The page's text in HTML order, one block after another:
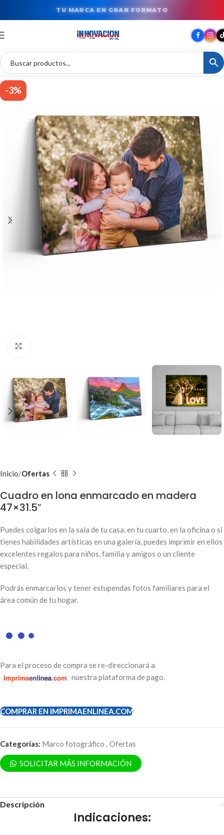
TU MARCA EN GRAN FORMATO
-3%
Inicio Ofertas
Cuadro en lona enmarcado en madera
47×31.5″
Puedes colgarlos en la sala de tu casa, en tu cuarto, en la oficina o si
tienes habilidades artísticas en una galería, puedes imprimir en ellos
excelentes regalos para niños, familia y amigos o un cliente
especial.
Podrás enmarcarlos y tener estupendas fotos familiares para el
área común de tu hogar.
Para el proceso de compra se re-direccionará a
nuestra plataforma de pago.
COMPRAR EN IMPRIMAENLINEA.COM
Categorías: Marco fotográfico , Ofertas
SOLICITAR MÁS INFORMACIÓN
Descripción
Indicaciones: